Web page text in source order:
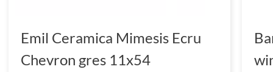
Emil Ceramica Mimesis Ecru
Chevron gres 11x54